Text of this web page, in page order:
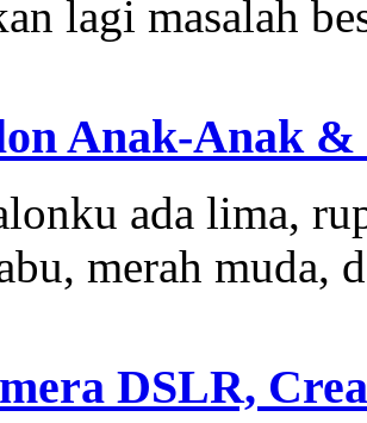
lagi masalah
Anak-Anak &
ada lima,
merah
DSLR,